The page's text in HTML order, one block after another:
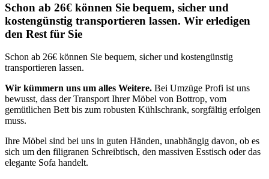
Schon ab 26€ können Sie bequem, sicher und
kostengünstig transportieren lassen. Wir erledigen
den Rest für Sie
Schon ab 26€ können Sie bequem, sicher und kostengünstig
transportieren lassen.
Wir kümmern uns um alles Weitere. Bei Umzüge Profi ist uns
bewusst, dass der Transport Ihrer Möbel von Bottrop, vom
gemütlichen Bett bis zum robusten Kühlschrank, sorgfältig erfolgen
muss.
Ihre Möbel sind bei uns in guten Händen, unabhängig davon, ob es
sich um den filigranen Schreibtisch, den massiven Esstisch oder das
elegante Sofa handelt.